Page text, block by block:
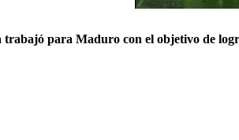
trabajó para Maduro con el objetivo de